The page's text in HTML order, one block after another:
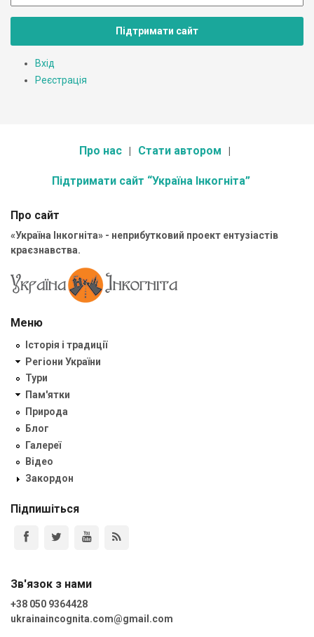
Підтримати сайт
Вхід
Реєстрація
Про нас Стати автором
Підтримати сайт “Україна Інкогніта”
Про сайт
«Україна Інкогніта» - неприбутковий проект ентузіастів
краєзнавства.
Меню
Історія і традиції
Регіони України
Тури
Пам'ятки
Природа
Блог
Галереї
Відео
Закордон
Підпишіться
Зв'язок з нами
+38 050 9364428
ukrainaincognita.com@gmail.com